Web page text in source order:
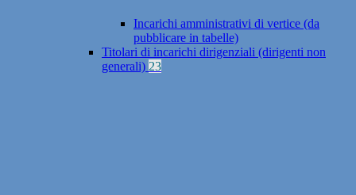
Incarichi amministrativi di vertice (da
pubblicare in tabelle)
Titolari di incarichi dirigenziali (dirigenti non
generali) 23